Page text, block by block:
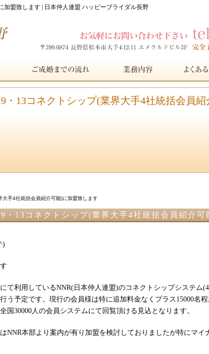
加盟致します | 日本仲人連盟 ハッピーブライダル長野
9・13コネクトシップ(業界大手4社統括会員
手4社統括会員紹介可能)に加盟致します
・13コネクトシップ(業界大手4社統括会員紹介可
て利用しているNNR(日本仲人連盟)のコネクトシップシステム
う予定です。現行の会員様は特に追加料金なくプラス15000名
国30000人の会員システムにて回覧頂ける見込となります。
NNR本部より案内が有り加盟を検討しておりましたが特にマイ